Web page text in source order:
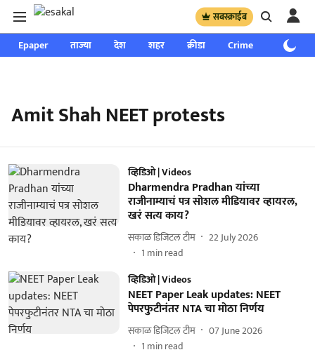
सबस्क्राईब
Epaper ताज्या देश शहर क्रीडा Crime साप्ताहिक
Amit Shah NEET protests
व्हिडिओ | Videos
Dharmendra Pradhan यांच्या
राजीनाम्याचं पत्र सोशल मीडियावर व्हायरल,
खरं सत्य काय?
सकाळ डिजिटल टीम
22 July 2026
1 min read
व्हिडिओ | Videos
NEET Paper Leak updates: NEET
पेपरफुटीनंतर NTA चा मोठा निर्णय
सकाळ डिजिटल टीम
07 June 2026
1 min read